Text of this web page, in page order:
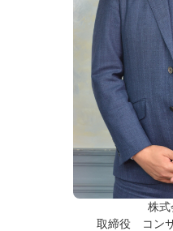
株式
取締役 コン